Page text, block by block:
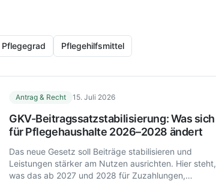
Pflegegrad Pflegehilfsmittel
Antrag & Recht 15. Juli 2026
GKV-Beitragssatzstabilisierung: Was sich
für Pflegehaushalte 2026–2028 ändert
Das neue Gesetz soll Beiträge stabilisieren und
Leistungen stärker am Nutzen ausrichten. Hier steht,
was das ab 2027 und 2028 für Zuzahlungen,